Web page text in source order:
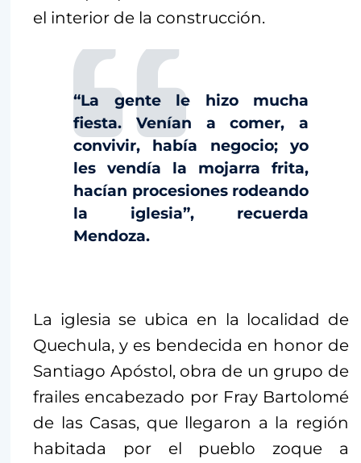
el interior de la construcción.
“La gente le hizo mucha
fiesta. Venían a comer, a
convivir, había negocio; yo
les vendía la mojarra frita,
hacían procesiones rodeando
la iglesia”, recuerda
Mendoza.
La iglesia se ubica en la localidad de
Quechula, y es bendecida en honor de
Santiago Apóstol, obra de un grupo de
frailes encabezado por Fray Bartolomé
de las Casas, que llegaron a la región
habitada por el pueblo zoque a